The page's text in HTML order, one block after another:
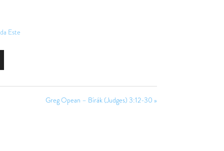
Este
Greg Opean – Bírák (Judges) 3:12-30 »